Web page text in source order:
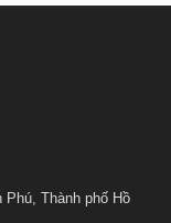
Thành phố Hồ